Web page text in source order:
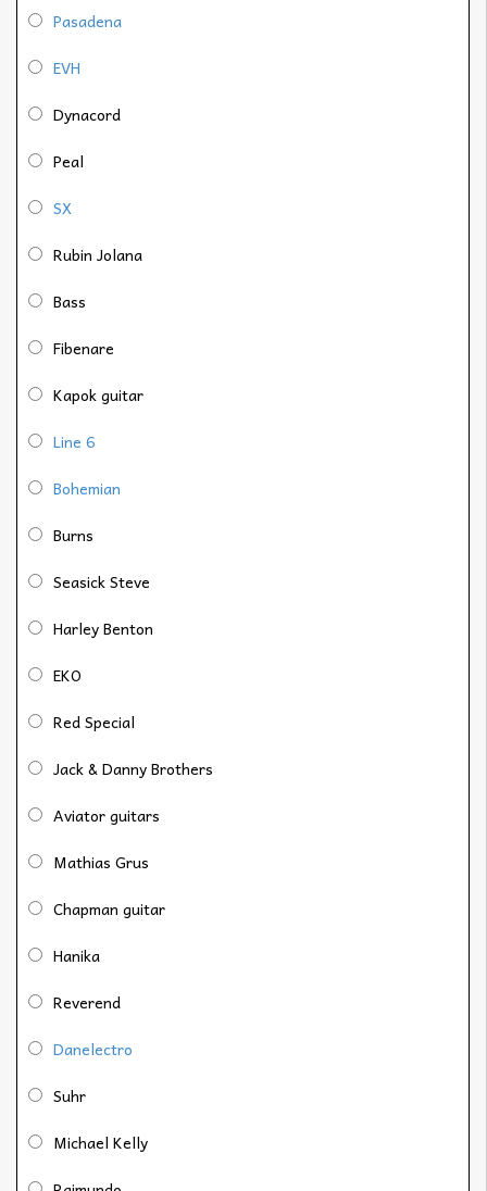
Pasadena
EVH
Dynacord
Peal
SX
Rubin Jolana
Bass
Fibenare
Kapok guitar
Line 6
Bohemian
Burns
Seasick Steve
Harley Benton
EKO
Red Special
Jack & Danny Brothers
Aviator guitars
Mathias Grus
Chapman guitar
Hanika
Reverend
Danelectro
Suhr
Michael Kelly